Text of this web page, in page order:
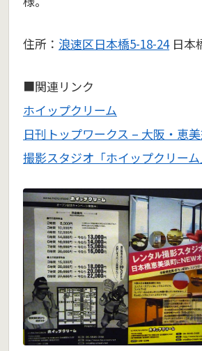
住所： 浪速区日本橋5-18-24日本
■関連リンク
ホイップクリーム
日刊トップワークス – 大阪・恵
撮影スタジオ「ホイップクリー